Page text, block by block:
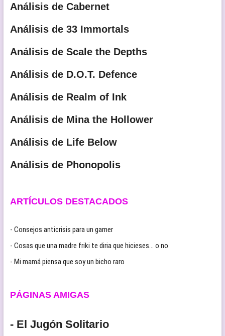
Análisis de Cabernet
Análisis de 33 Immortals
Análisis de Scale the Depths
Análisis de D.O.T. Defence
Análisis de Realm of Ink
Análisis de Mina the Hollower
Análisis de Life Below
Análisis de Phonopolis
ARTÍCULOS DESTACADOS
- Consejos anticrisis para un gamer
- Cosas que una madre friki te diria que hicieses… o no
- Mi mamá piensa que soy un bicho raro
PÁGINAS AMIGAS
- El Jugón Solitario